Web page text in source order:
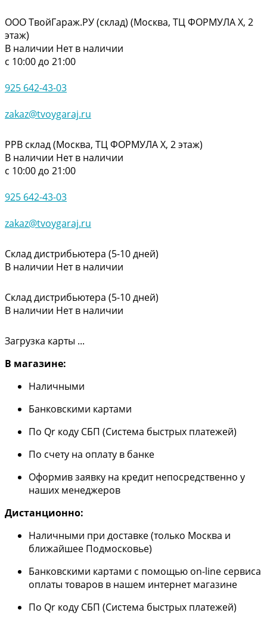
ООО ТвойГараж.РУ (склад) (Москва, ТЦ ФОРМУЛА Х, 2
этаж)
В наличии Нет в наличии
с 10:00 до 21:00
925 642-43-03
zakaz@tvoygaraj.ru
РРВ склад (Москва, ТЦ ФОРМУЛА Х, 2 этаж)
В наличии Нет в наличии
с 10:00 до 21:00
925 642-43-03
zakaz@tvoygaraj.ru
Склад дистрибьютера (5-10 дней)
В наличии Нет в наличии
Склад дистрибьютера (5-10 дней)
В наличии Нет в наличии
Загрузка карты ...
В магазине:
Наличными
Банковскими картами
По Qr коду СБП (Система быстрых платежей)
По счету на оплату в банке
Оформив заявку на кредит непосредственно у
наших менеджеров
Дистанционно:
Наличными при доставке (только Москва и
ближайшее Подмосковье)
Банковскими картами с помощью on-line сервиса
оплаты товаров в нашем интернет магазине
По Qr коду СБП (Система быстрых платежей)